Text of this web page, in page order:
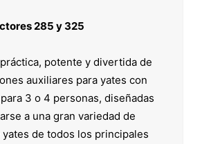
285 y 325
potente y divertida de
auxiliares para yates con
3 o 4 personas, diseñadas
a una gran variedad de
yates de todos los principales